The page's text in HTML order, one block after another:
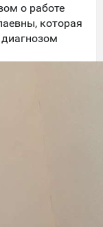
о работе
которая